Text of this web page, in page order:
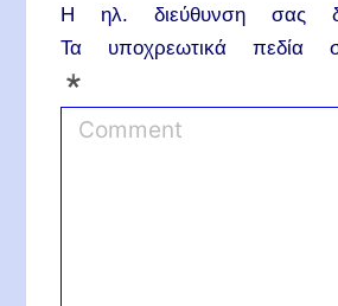
Η ηλ. διεύθυνση σας
Τα υποχρεωτικά πεδία
*